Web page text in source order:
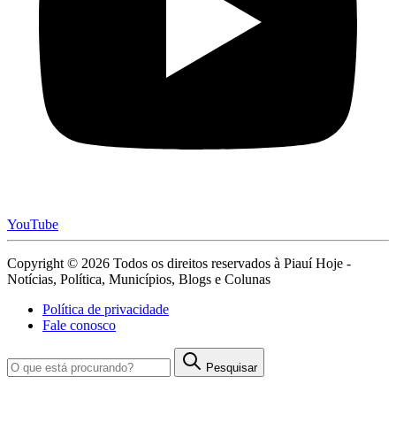
YouTube
Copyright © 2026 Todos os direitos reservados à Piauí Hoje -
Notícias, Política, Municípios, Blogs e Colunas
Política de privacidade
Fale conosco
Pesquisar